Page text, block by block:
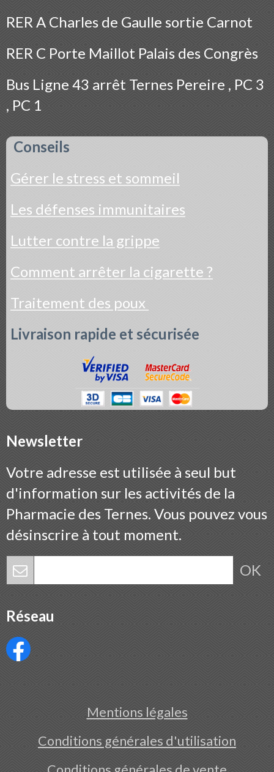
RER A Charles de Gaulle sortie Carnot
RER C Porte Maillot Palais des Congrès
Bus Ligne 43 arrêt Ternes Pereire , PC 3
, PC 1
Conseils
Gérer le stress et sommeil
Les défenses immunitaires
Lutter contre la grippe
Comment arrêter la cigarette ?
Traitement des poux
Livraison rapide et sécurisée
Newsletter
Votre adresse est utilisée à seul but
d'information sur les activités de la
Pharmacie des Ternes. Vous pouvez vous
désinscrire à tout moment.
OK
Réseau
Mentions légales
Conditions générales d'utilisation